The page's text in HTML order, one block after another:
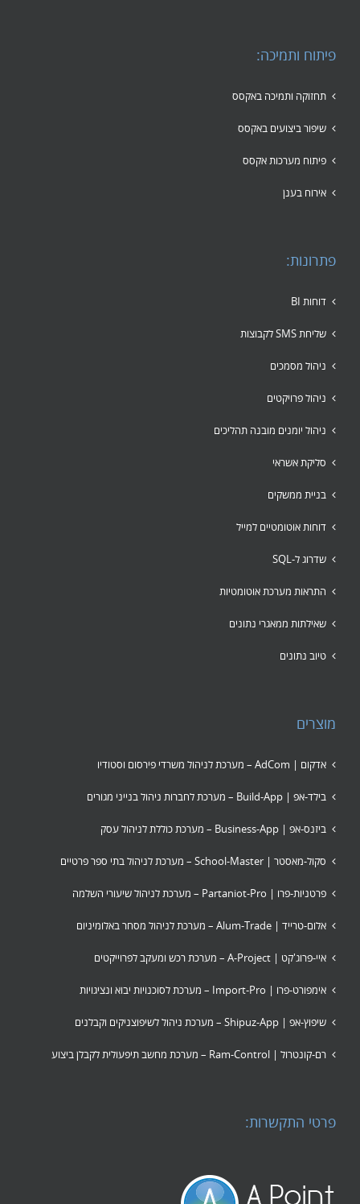
פיתוח ותמיכה:
תחזוקה ותמיכה באקסס
שיפור ביצועים באקסס
פיתוח מערכות אקסס
אירוח בענן
פתרונות:
דוחות BI
שליחת SMS לקבוצות
ניהול מסמכים
ניהול פרויקטים
ניהול יומנים מובנה תהליכים
סליקת אשראי
בניית ממשקים
דוחות אוטומטיים למייל
שדרוג ל-SQL
התראות מערכת אוטומטיות
שאילתות ממאגרי נתונים
טיוב נתונים
מוצרים
אדקום | AdCom – מערכת לניהול משרדי פירסום וסטודיו
בילד-אפ | Build-App – מערכת לחברות ניהול בנייני מגורים
ביזנס-אפ | Business-App – מערכת כוללת לניהול עסק
סקול-מאסטר | School-Master – מערכת לניהול בתי ספר פרטיים
פרטניות-פרו | Partaniot-Pro – מערכת לניהול שיעורי השלמה
אלום-טרייד | Alum-Trade – מערכת לניהול מסחר באלומיניום
איי-פרוג'קט | A-Project – מערכת רכש ומעקב לפרוייקטים
אימפורט-פרו | Import-Pro – מערכת לסוכנויות יבוא ונציגויות
שיפוץ-אפ | Shipuz-App – מערכת ניהול לשיפוצניקים וקבלנים
רם-קונטרול | Ram-Control – מערכת מחשב תיפעולית לקבלן ביצוע
פרטי התקשרות: